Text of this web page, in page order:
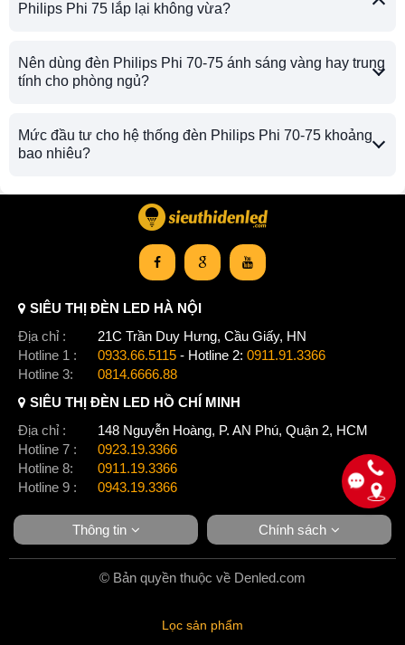
Lọc sản phẩm
Philips Phi 75 lắp lại không vừa?
Nên dùng đèn Philips Phi 70-75 ánh sáng vàng hay trung
tính cho phòng ngủ?
Mức đầu tư cho hệ thống đèn Philips Phi 70-75 khoảng
bao nhiêu?
SIÊU THỊ ĐÈN LED HÀ NỘI
Địa chỉ :
21C Trần Duy Hưng, Cầu Giấy, HN
Hotline 1 :
0933.66.5115 - Hotline 2: 0911.91.3366
Hotline 3:
0814.6666.88
SIÊU THỊ ĐÈN LED HỒ CHÍ MINH
Địa chỉ :
148 Nguyễn Hoàng, P. AN Phú, Quận 2, HCM
Hotline 7 :
0923.19.3366
Hotline 8:
0911.19.3366
Hotline 9 :
0943.19.3366
Thông tin Chính sách
© Bản quyền thuộc về Denled.com